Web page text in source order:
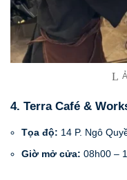
4. Terra Café &
Tọa độ: 14 P. Ngô
Giờ mở cửa: 08h00 –